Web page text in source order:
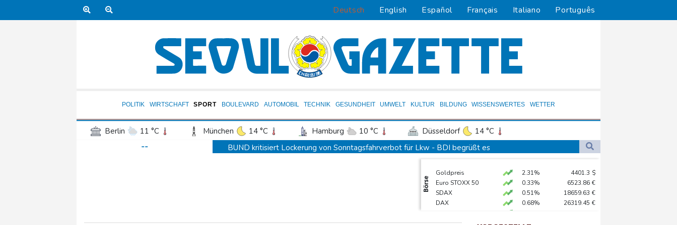
Deutsch English Español Français Italiano Português
POLITIK WIRTSCHAFT SPORT BOULEVARD AUTOMOBIL TECHNIK GESUNDHEIT UMWELT KULTUR BILDUNG WISSENSWERTES WETTER
Berlin 11 °C München 14 °C Hamburg 10 °C Düsseldorf
14 °C
Frankfurt am Main
Potsdam 12 °C Leipzig 11 °C Dortmund
Bremen
Wien
23 °C
--
BUND kritisiert Lockerung von Sonntagsfahrverbot für Lkw - BDI begrüßt es
BUND kritisiert Lockerung von Sonn- und Feiertagsfahrverbot für Lastwagen
Trump spricht nach Ballsaal-Urteil von "nationaler Schande"
Abholzung im Amazonas auf niedrigstem Stand seit einem Jahrzehnt
Börse
Goldpreis 2.31% 4401.3 $
Euro STOXX 50
0.33% 6523.86 €
SDAX
0.51% 18659.63 €
DAX
0.68% 26319.45 €
MDAX
-0.07%